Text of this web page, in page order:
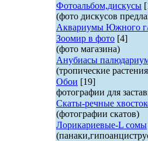
Фотоальбом,дискусы
(фото дискусов
Аквариумы Южного
Зоомир в фото [4]
(фото магазина)
Анубиасы
(тропические
Обои [19]
фотографии для
Скаты-речные
(фотографии скатов)
Лорикариевые-L сомы